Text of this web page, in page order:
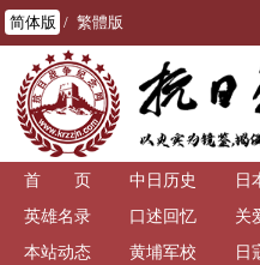
简体版 / 繁體版
首 页 中日历史 日
英雄名录
口述回忆 关
本站动态
黄埔军校 日